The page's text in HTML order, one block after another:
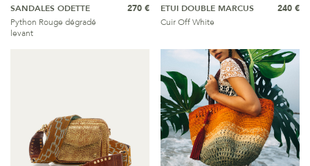
SANDALES ODETTE
Python Rouge dégradé
levant
270 €
ETUI DOUBLE MARCUS
Cuir Off White
240 €